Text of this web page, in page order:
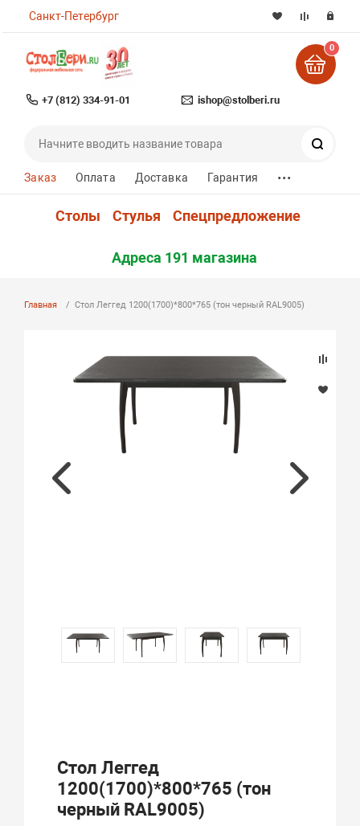
Санкт-Петербург
+7 (812) 334-91-01 ishop@stolberi.ru
0
Заказ Оплата Доставка Гарантия ...
Столы Стулья Спецпредложение
Адреса 191 магазина
Главная Стол Леггед 1200(1700)*800*765 (тон черный RAL9005)
Стол Леггед
1200(1700)*800*765 (тон
черный RAL9005)